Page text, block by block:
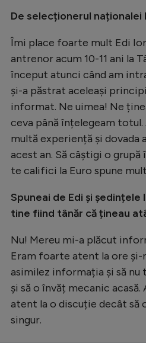
De selecționerul naționalei
Îmi place foarte mult Edi
antrenor acum 10-11 ani la
început atunci când am
și-a păstrat aceleași
informat. Ne uimea! Ne
ceva până înțelegeam totul.
multă experiență și dovada
acest an. Să câștigi o grupă
te califici la Euro spune
Spuneai de Edi și ședințele
tine fiind tânăr că țineau
Nu! Mereu mi-a plăcut
Eram foarte atent la ore și-
asimilez informația și să nu
și să o învăț mecanic
atent la o discuție decât să
singur.